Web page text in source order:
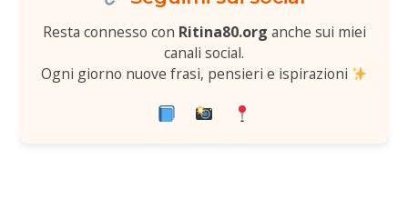
Resta connesso con Ritina80.org anche sui miei
canali social.
Ogni giorno nuove frasi, pensieri e ispirazioni